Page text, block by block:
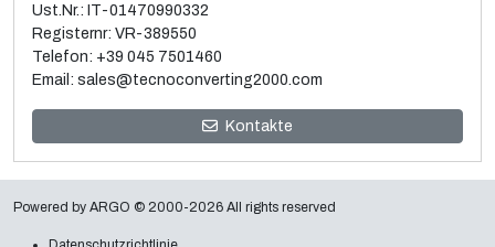
Verkauf und Demontage von 3 gebrauchten Galileo
Vakuum-Metallizern
Weiterlesen
Ust.Nr.: IT-01470990332
Registernr: VR-389550
Telefon: +39 045 7501460
Email: sales@tecnoconverting2000.com
Kontakte
Powered by ARGO © 2000-2026 All rights reserved